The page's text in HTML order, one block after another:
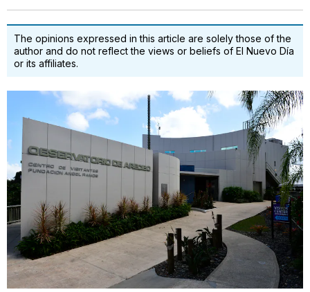
The opinions expressed in this article are solely those of the
author and do not reflect the views or beliefs of El Nuevo Día
or its affiliates.